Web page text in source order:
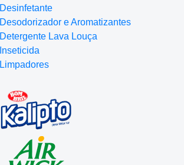
Desinfetante
Desodorizador e Aromatizantes
Detergente Lava Louça
Inseticida
Limpadores